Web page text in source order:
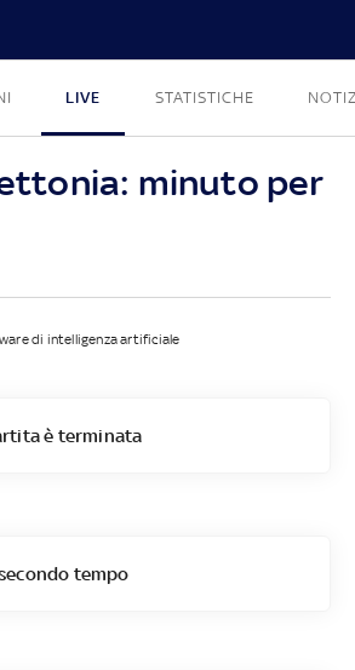
LIVE STATISTICHE
minuto per
di intelligenza artificiale
è terminata
tempo